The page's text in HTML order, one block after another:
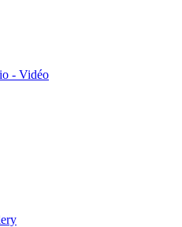
- Vidéo